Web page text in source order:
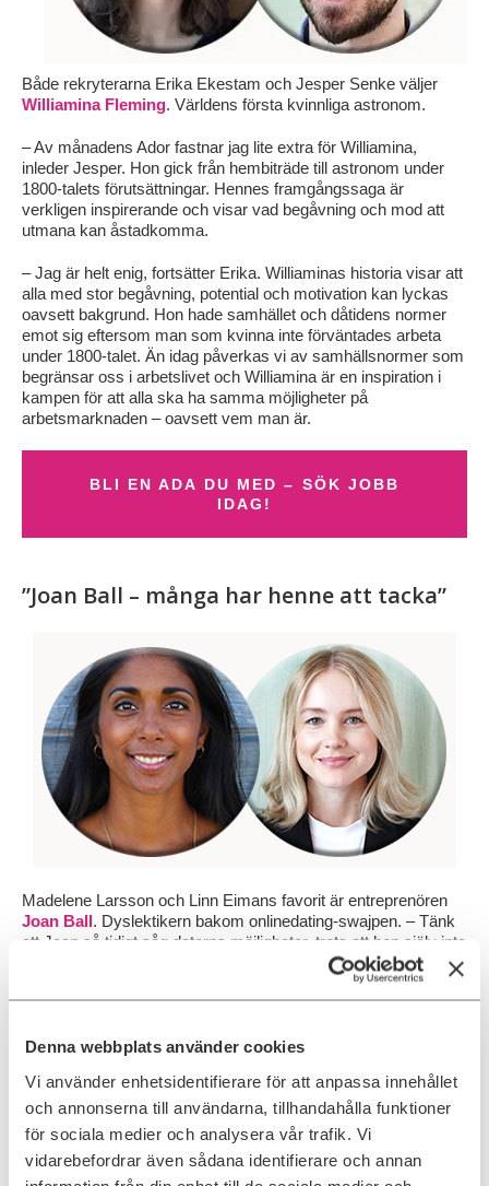
Denna webbplats använder cookies
Vi använder enhetsidentifierare för att anpassa innehållet
och annonserna till användarna, tillhandahålla funktioner
för sociala medier och analysera vår trafik. Vi
vidarebefordrar även sådana identifierare och annan
Både rekryterarna Erika Ekestam och Jesper Senke väljer
Williamina Fleming. Världens första kvinnliga astronom.
– Av månadens Ador fastnar jag lite extra för Williamina,
inleder Jesper. Hon gick från hembiträde till astronom under
1800-talets förutsättningar. Hennes framgångssaga är
verkligen inspirerande och visar vad begåvning och mod att
utmana kan åstadkomma.
– Jag är helt enig, fortsätter Erika. Williaminas historia visar att
alla med stor begåvning, potential och motivation kan lyckas
oavsett bakgrund. Hon hade samhället och dåtidens normer
emot sig eftersom man som kvinna inte förväntades arbeta
under 1800-talet. Än idag påverkas vi av samhällsnormer som
begränsar oss i arbetslivet och Williamina är en inspiration i
kampen för att alla ska ha samma möjligheter på
arbetsmarknaden – oavsett vem man är.
BLI EN ADA DU MED – SÖK JOBB
IDAG!
”Joan Ball – många har henne att tacka”
Madelene Larsson och Linn Eimans favorit är entreprenören
Joan Ball. Dyslektikern bakom onlinedating-swajpen. – Tänk
att Joan så tidigt såg datorns möjligheter, trots att hon själv inte
kodade, menar Linn. Och hennes arbete resulterade i att
och inte mentalsjuk, utan mentalstark, bröt hon normer och
för sina lyckade äktenskap skulle jag vilja påstå!
Vi tänker om. Och gör tvärtom.
Ada Digital